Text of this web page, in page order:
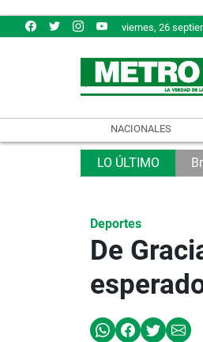
viernes, 26
NACIONALES
Deportes
De